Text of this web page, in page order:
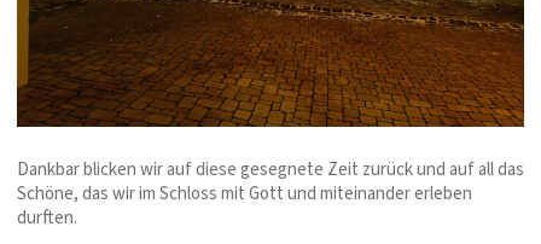
Dankbar blicken wir auf diese gesegnete Zeit zurück und auf all das
Schöne, das wir im Schloss mit Gott und miteinander erleben
durften.